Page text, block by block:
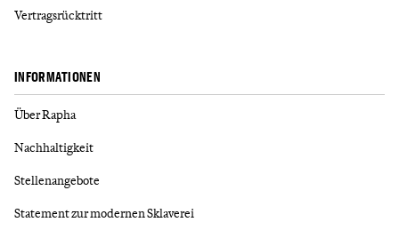
Vertragsrücktritt
INFORMATIONEN
Über Rapha
Nachhaltigkeit
Stellenangebote
Statement zur modernen Sklaverei